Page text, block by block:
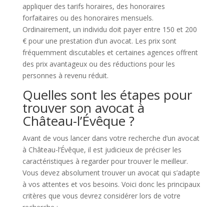
appliquer des tarifs horaires, des honoraires
forfaitaires ou des honoraires mensuels.
Ordinairement, un individu doit payer entre 150 et 200
€ pour une prestation d’un avocat. Les prix sont
fréquemment discutables et certaines agences offrent
des prix avantageux ou des réductions pour les
personnes à revenu réduit.
Quelles sont les étapes pour
trouver son avocat à
Château-l’Évêque ?
Avant de vous lancer dans votre recherche d’un avocat
à Château-l’Évêque, il est judicieux de préciser les
caractéristiques à regarder pour trouver le meilleur.
Vous devez absolument trouver un avocat qui s’adapte
à vos attentes et vos besoins. Voici donc les principaux
critères que vous devrez considérer lors de votre